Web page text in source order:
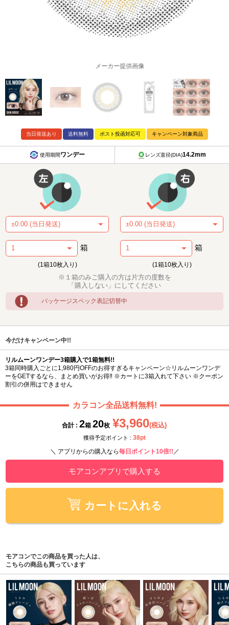
メーカー提供画像
当日発送あり 送料無料 ポスト投函対応可 キャンペーン対象商品
使用期間ワンデー レンズ直径(DIA)14.2mm
箱
(1箱10枚入り)
箱
(1箱10枚入り)
※１箱のみご購入の方は片方の度数を
「購入しない」にしてください
パッケージスペック表記切替中
今だけキャンペーン中!!
リルムーンワンデー3箱購入で1箱無料!!
3箱同時購入ごとに1,980円OFFのお得すぎるキャンペーン☆リルムーンワンデ
ーをGETするなら、まとめ買いがお得‼ ※カートに3箱入れて下さい ※クーポン
割引の併用はできません
カラコン全品送料無料!
合計 : 2箱 20枚 ¥3,960(税込)
獲得予定ポイント : 38pt
＼ アプリからの購入なら毎日ポイント10倍!! ／
モアコンアプリで購入する
カートに入れる
モアコンでこの商品を買った人は、
こちらの商品も買っています